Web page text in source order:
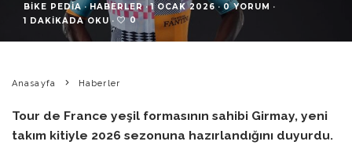
BIKE PEDIA · HABERLER · 1 OCAK 2026 · 0 YORUM ·
1 DAKIKADA OKU · 0
Anasayfa Haberler
Tour de France yeşil formasının sahibi Girmay, yeni
takım kitiyle 2026 sezonuna hazırlandığını duyurdu.